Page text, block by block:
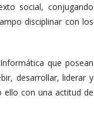
social, conjugando
disciplinar con los
que posean
desarrollar, liderar y
ello con una actitud de